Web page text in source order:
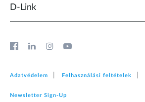
D‑Link
Adatvédelem Felhasználási feltételek
Newsletter Sign‑Up